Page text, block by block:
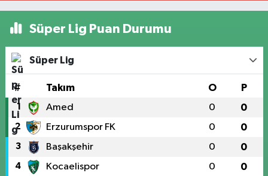
Süper Lig Puan Durumu
Süper Lig
# Takım O P
1 Amed 0 0
2 Erzurumspor FK 0 0
3 Başakşehir 0 0
4 Kocaelispor 0 0